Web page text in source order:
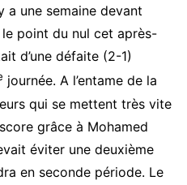
une semaine devant
le point du nul cet après-
d’une défaite (2-1)
journée. A l’entame de la
qui se mettent très vite
grâce à Mohamed
éviter une deuxième
en seconde période. Le